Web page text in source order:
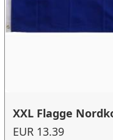
XXL Flagge
EUR 13.39